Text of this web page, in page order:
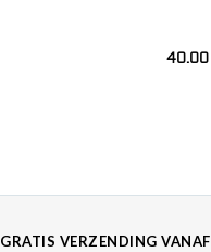
40.00
GRATIS VERZENDING VANAF